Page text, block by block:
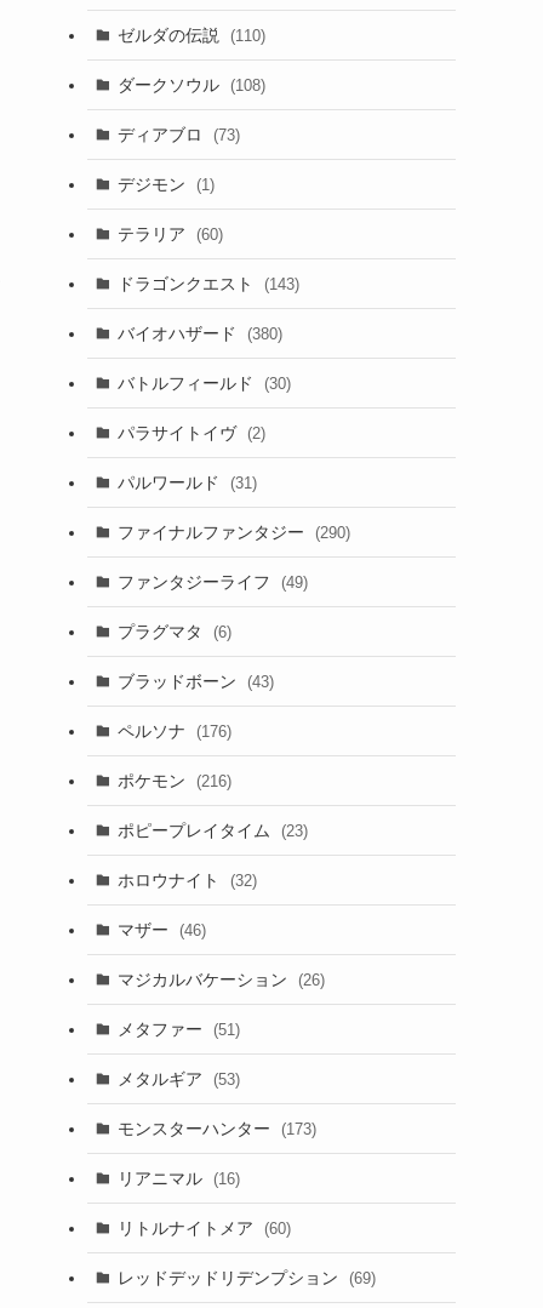
ゼルダの伝説 (110)
ダークソウル (108)
ディアブロ (73)
デジモン (1)
テラリア (60)
ドラゴンクエスト (143)
バイオハザード (380)
バトルフィールド (30)
パラサイトイヴ (2)
パルワールド (31)
ファイナルファンタジー (290)
ファンタジーライフ (49)
プラグマタ (6)
ブラッドボーン (43)
ペルソナ (176)
ポケモン (216)
ポピープレイタイム (23)
ホロウナイト (32)
マザー (46)
マジカルバケーション (26)
メタファー (51)
メタルギア (53)
モンスターハンター (173)
リアニマル (16)
リトルナイトメア (60)
レッドデッドリデンプション (69)